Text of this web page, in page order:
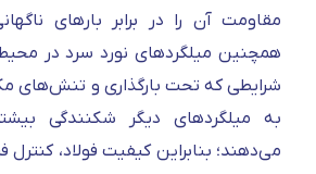
مقاومت آن را در برابر بارهای
همچنین میلگردهای نورد سرد در
شرایطی که تحت بارگذاری و تنش‌های
به میلگردهای دیگر شکنندگی
می‌دهند؛ بنابراین کیفیت فولاد، کنترل